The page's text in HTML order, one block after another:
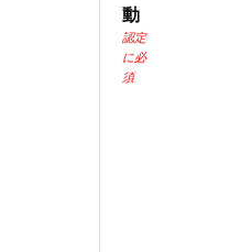
動
認定
に必
須